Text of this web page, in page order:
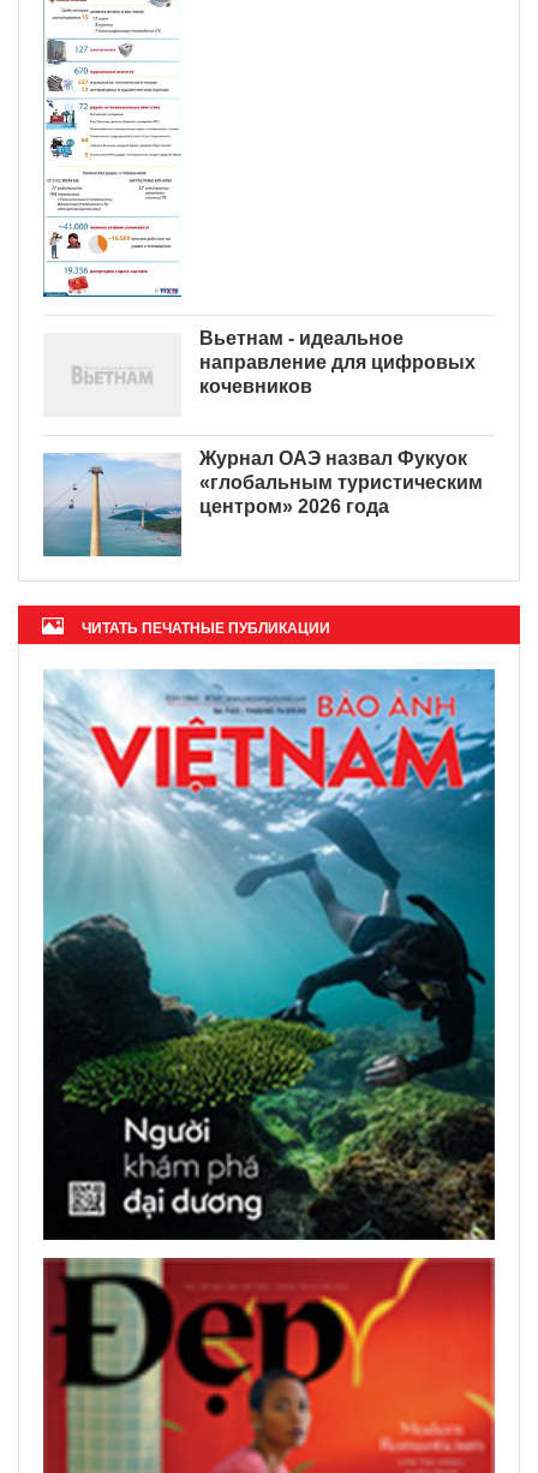
Вьетнам - идеальное
направление для цифровых
кочевников
Журнал ОАЭ назвал Фукуок
«глобальным туристическим
центром» 2026 года
ЧИТАТЬ ПЕЧАТНЫЕ ПУБЛИКАЦИИ